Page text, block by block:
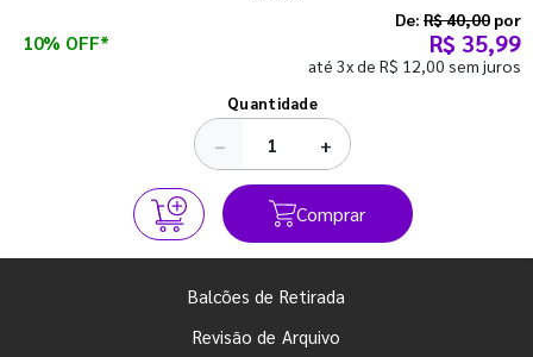
10% OFF*
De: R$ 40,00 por
R$ 35,99
até 3x de R$ 12,00 sem juros
Quantidade
− +
Comprar
Balcões de Retirada
Revisão de Arquivo